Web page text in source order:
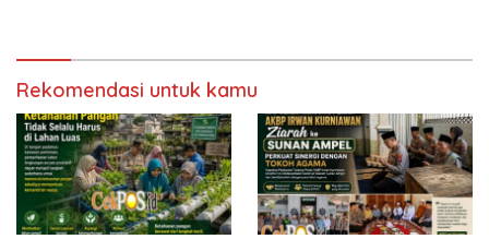
Rekomendasi untuk kamu